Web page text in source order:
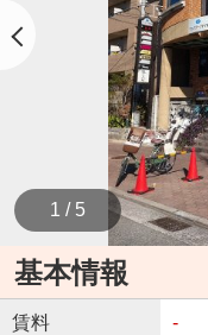
1 / 5
基本情報
賃料 -